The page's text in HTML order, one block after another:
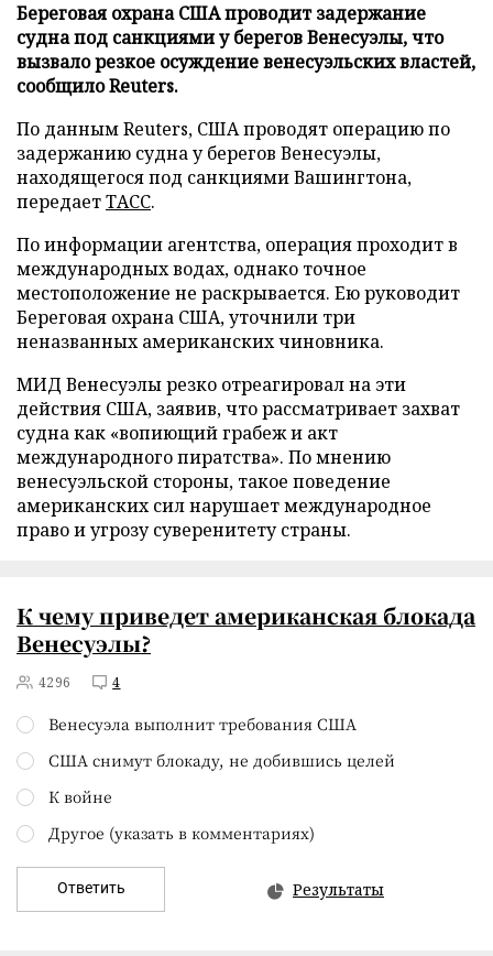
Береговая охрана США проводит задержание
судна под санкциями у берегов Венесуэлы, что
вызвало резкое осуждение венесуэльских властей,
сообщило Reuters.
По данным Reuters, США проводят операцию по
задержанию судна у берегов Венесуэлы,
находящегося под санкциями Вашингтона,
передаетТАСС.
По информации агентства, операция проходит в
международных водах, однако точное
местоположение не раскрывается. Ею руководит
Береговая охрана США, уточнили три
неназванных американских чиновника.
МИД Венесуэлы резко отреагировал на эти
действия США, заявив, что рассматривает захват
судна как «вопиющий грабеж и акт
международного пиратства». По мнению
венесуэльской стороны, такое поведение
американских сил нарушает международное
право и угрозу суверенитету страны.
К чему приведет американская блокада
Венесуэлы?
4296 4
Венесуэла выполнит требования США
США снимут блокаду, не добившись целей
К войне
Другое (указать в комментариях)
Ответить Результаты